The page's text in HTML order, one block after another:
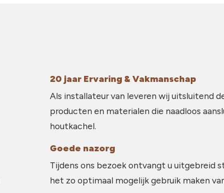
20 jaar Ervaring & Vakmanschap
Als installateur van leveren wij uitsluitend
producten en materialen die naadloos
houtkachel.
Goede nazorg
Tijdens ons bezoek ontvangt u uitgebreid
het zo optimaal mogelijk gebruik maken